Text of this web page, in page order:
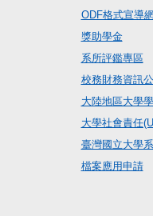
ODF格式宣導網
獎助學金
系所評鑑專區
校務財務資訊
大陸地區大學
大學社會責任
臺灣國立大學
檔案應用申請